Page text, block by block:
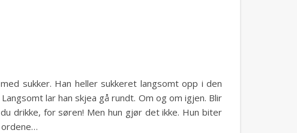
sukker. Han heller sukkeret langsomt opp i den
lar han skjea gå rundt. Om og om igjen. Blir
drikke, for søren! Men hun gjør det ikke. Hun biter
ordene…